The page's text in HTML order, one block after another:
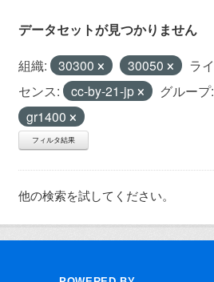
データセットが見つかりません
組織: 30300 30050
ライ
センス:
cc-by-21-jp
グループ:
gr1400
フィルタ結果
他の検索を試してください。